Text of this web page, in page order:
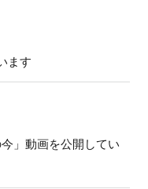
ます
」動画を公開してい